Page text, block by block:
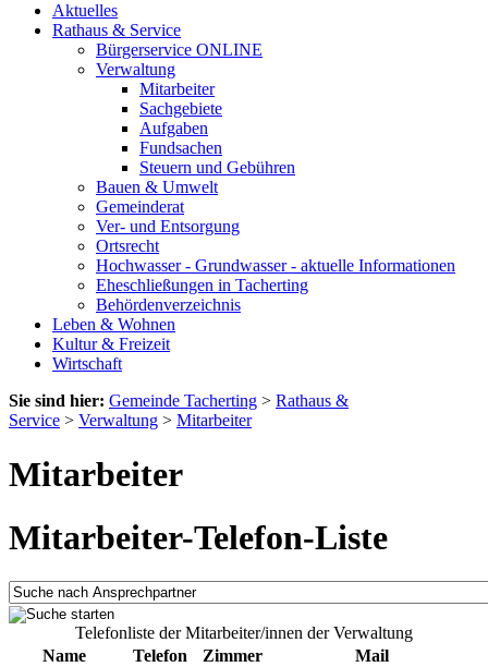
Aktuelles
Rathaus & Service
Bürgerservice ONLINE
Verwaltung
Mitarbeiter
Sachgebiete
Aufgaben
Fundsachen
Steuern und Gebühren
Bauen & Umwelt
Gemeinderat
Ver- und Entsorgung
Ortsrecht
Hochwasser - Grundwasser - aktuelle Informationen
Eheschließungen in Tacherting
Behördenverzeichnis
Leben & Wohnen
Kultur & Freizeit
Wirtschaft
Sie sind hier: Gemeinde Tacherting > Rathaus &
Service > Verwaltung > Mitarbeiter
Mitarbeiter
Mitarbeiter-Telefon-Liste
Telefonliste der Mitarbeiter/innen der Verwaltung
Name
Telefon Zimmer
Mail